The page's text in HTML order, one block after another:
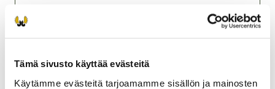
Tämä sivusto käyttää evästeitä
Käytämme evästeitä tarjoamamme sisällön ja mainosten
Suosittelemme OmaRiista- tunnusten luomista
ennen ilmoittatumista ( ei pakollista). Vaatii
tai mobiilivarmenteen. Voit ilmoittatua myös